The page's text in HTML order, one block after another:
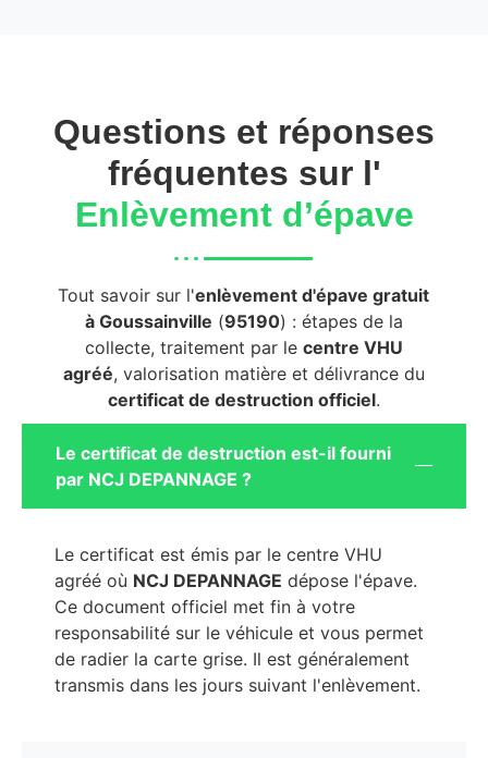
Questions et réponses
fréquentes sur l'
Enlèvement d’épave
Tout savoir sur l'enlèvement d'épave gratuit
à Goussainville (95190) : étapes de la
collecte, traitement par le centre VHU
agréé, valorisation matière et délivrance du
certificat de destruction officiel.
Le certificat de destruction est-il fourni
par NCJ DEPANNAGE ?
Le certificat est émis par le centre VHU
agréé où NCJ DEPANNAGE dépose l'épave.
Ce document officiel met fin à votre
responsabilité sur le véhicule et vous permet
de radier la carte grise. Il est généralement
transmis dans les jours suivant l'enlèvement.